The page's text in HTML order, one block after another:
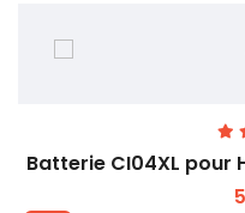
Batterie CI04XL pour